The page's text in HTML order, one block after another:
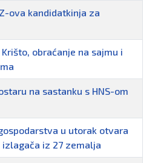
ova kandidatkinja za
obraćanje na sajmu i
na sastanku s HNS-om
u utorak otvara
iz 27 zemalja